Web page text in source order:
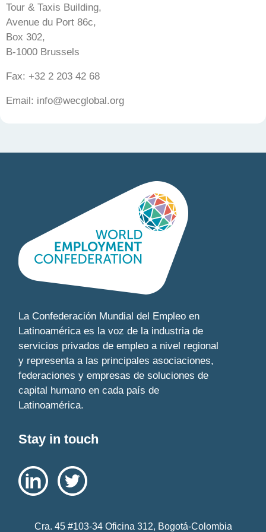
Tour & Taxis Building,
Avenue du Port 86c,
Box 302,
B-1000 Brussels
Fax: +32 2 203 42 68
Email: info@wecglobal.org
La Confederación Mundial del Empleo en
Latinoamérica es la voz de la industria de
servicios privados de empleo a nivel regional
y representa a las principales asociaciones,
federaciones y empresas de soluciones de
capital humano en cada país de
Latinoamérica.
Stay in touch
Cra. 45 #103-34 Oficina 312, Bogotá-Colombia